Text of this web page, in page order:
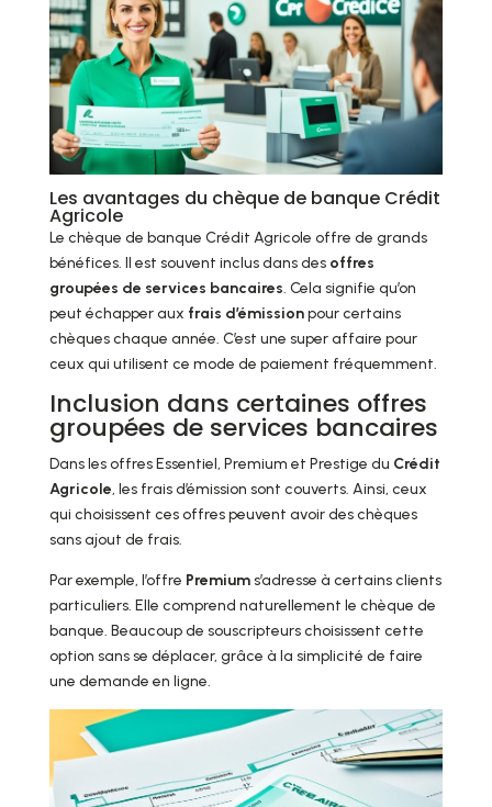
Les avantages du chèque de banque Crédit
Agricole
Le chèque de banque Crédit Agricole offre de grands
bénéfices. Il est souvent inclus dans des offres
groupées de services bancaires. Cela signifie qu’on
peut échapper aux frais d’émissionpour certains
chèques chaque année. C’est une super affaire pour
ceux qui utilisent ce mode de paiement fréquemment.
Inclusion dans certaines offres
groupées de services bancaires
Dans les offres Essentiel, Premium et Prestige du Crédit
Agricole, les frais d’émission sont couverts. Ainsi, ceux
qui choisissent ces offres peuvent avoir des chèques
sans ajout de frais.
Par exemple, l’offre Premiums’adresse à certains clients
particuliers. Elle comprend naturellement le chèque de
banque. Beaucoup de souscripteurs choisissent cette
option sans se déplacer, grâce à la simplicité de faire
une demande en ligne.